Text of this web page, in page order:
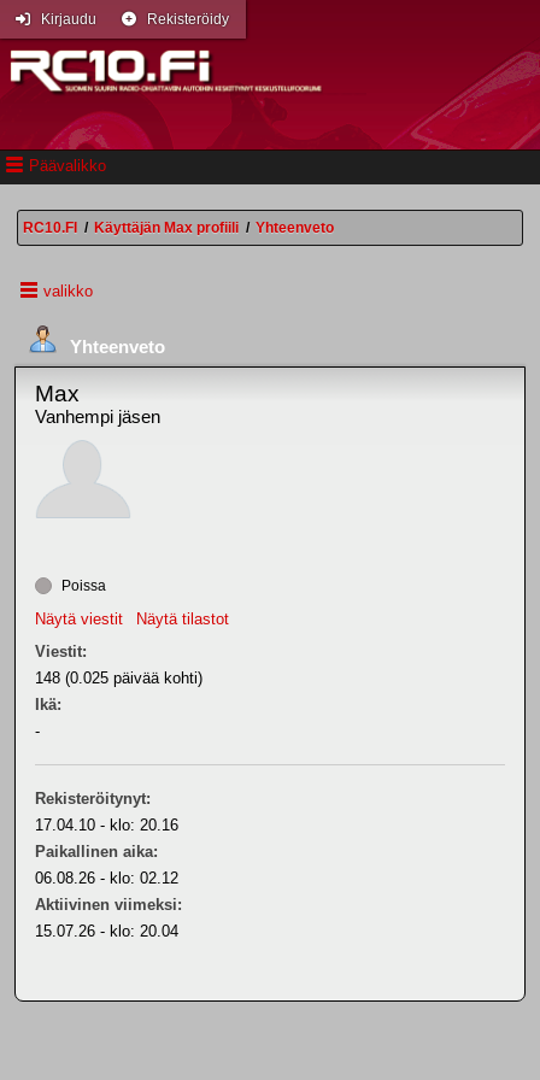
Päävalikko
Kirjaudu Rekisteröidy
RC10.FI / Käyttäjän Max profiili / Yhteenveto
valikko
Yhteenveto
Max
Vanhempi jäsen
Poissa
Näytä viestit
Näytä tilastot
Viestit:
148 (0.025 päivää kohti)
Ikä:
-
Rekisteröitynyt:
17.04.10 - klo: 20.16
Paikallinen aika:
06.08.26 - klo: 02.12
Aktiivinen viimeksi:
15.07.26 - klo: 20.04